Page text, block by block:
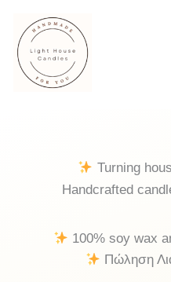
περιεχόμενο
Turning
Handcrafted
100% soy wax
Πώληση